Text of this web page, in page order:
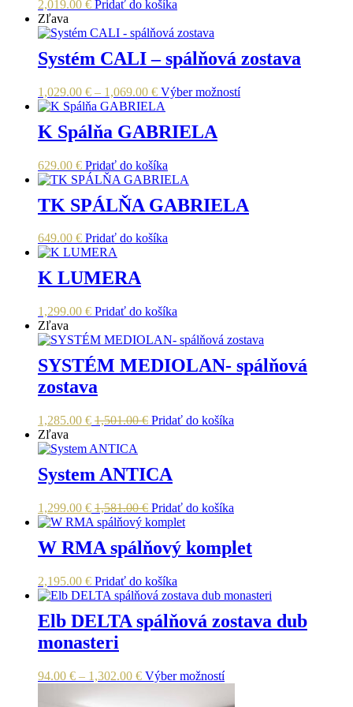
stránke
2,019.00 € Pridať do košíka
Zľava
Systém CALI – spálňová zostava
1,029.00 € – 1,069.00 €Price
range:
through
Výber možnostíTento
vybrať
na
K Spálňa GABRIELA
629.00 € Pridať do košíka
TK SPÁLŇA GABRIELA
649.00 € Pridať do košíka
K LUMERA
1,299.00 € Pridať do košíka
Zľava
SYSTÉM MEDIOLAN- spálňová
zostava
1,285.00 € 1,501.00€ Pridať do košíka
Zľava
System ANTICA
1,299.00 € 1,581.00€ Pridať do košíka
W RMA spálňový komplet
2,195.00 € Pridať do košíka
Elb DELTA spálňová zostava dub
monasteri
94.00 € – 1,302.00 €Price
Výber možnostíTento
má